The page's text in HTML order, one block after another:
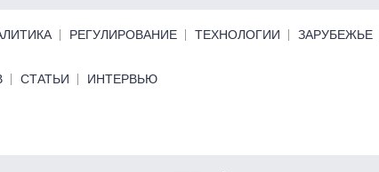
РЕГУЛИРОВАНИЕ ТЕХНОЛОГИИ ЗАРУБЕЖЬЕ
СТАТЬИ ИНТЕРВЬЮ